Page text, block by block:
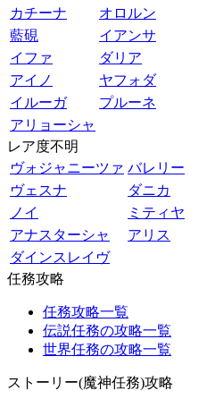
カチーナ
オロルン
藍硯
イアンサ
イファ
ダリア
アイノ
ヤフォダ
イルーガ
プルーネ
アリョーシャ
レア度不明
ヴォジャニーツァ バレリー
ヴェスナ
ダニカ
ノイ
ミティヤ
アナスターシャ
アリス
ダインスレイヴ
任務攻略
任務攻略一覧
伝説任務の攻略一覧
世界任務の攻略一覧
ストーリー(魔神任務)攻略